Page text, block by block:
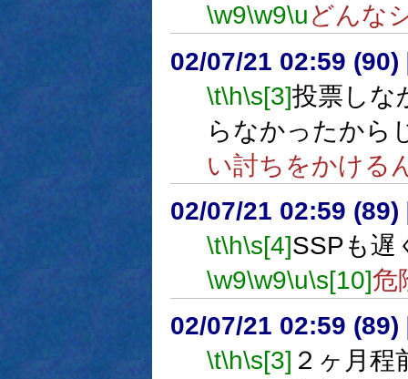
\w9\w9\uどんな
02/07/21 02:59 (90)
\t\h\s[3]投票しな
らなかったから
い討ちをかける
02/07/21 02:59 (89)
\t\h\s[4]SSPも遅
\w9\w9\u\s[10]危
02/07/21 02:59 (89)
\t\h\s[3] ２ヶ月程